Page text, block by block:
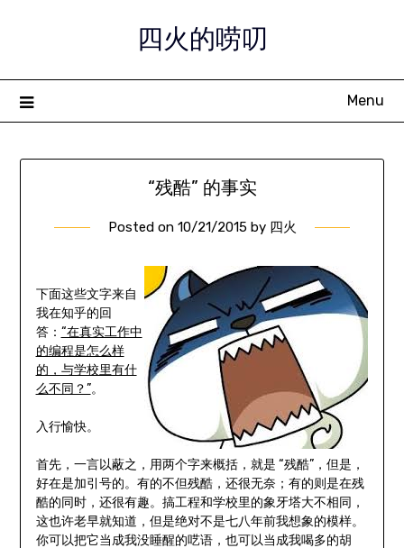
四火的唠叨
Menu
“残酷” 的事实
Posted on 10/21/2015by 四火
下面这些文字来自
我在知乎的回
答： “在真实工作中
的编程是怎么样
的，与学校里有什
么不同？”。
入行愉快。
首先，一言以蔽之，用两个字来概括，就是 “残酷”，但是，
好在是加引号的。有的不但残酷，还很无奈；有的则是在残
酷的同时，还很有趣。搞工程和学校里的象牙塔大不相同，
这也许老早就知道，但是绝对不是七八年前我想象的模样。
你可以把它当成我没睡醒的呓语，也可以当成我喝多的胡